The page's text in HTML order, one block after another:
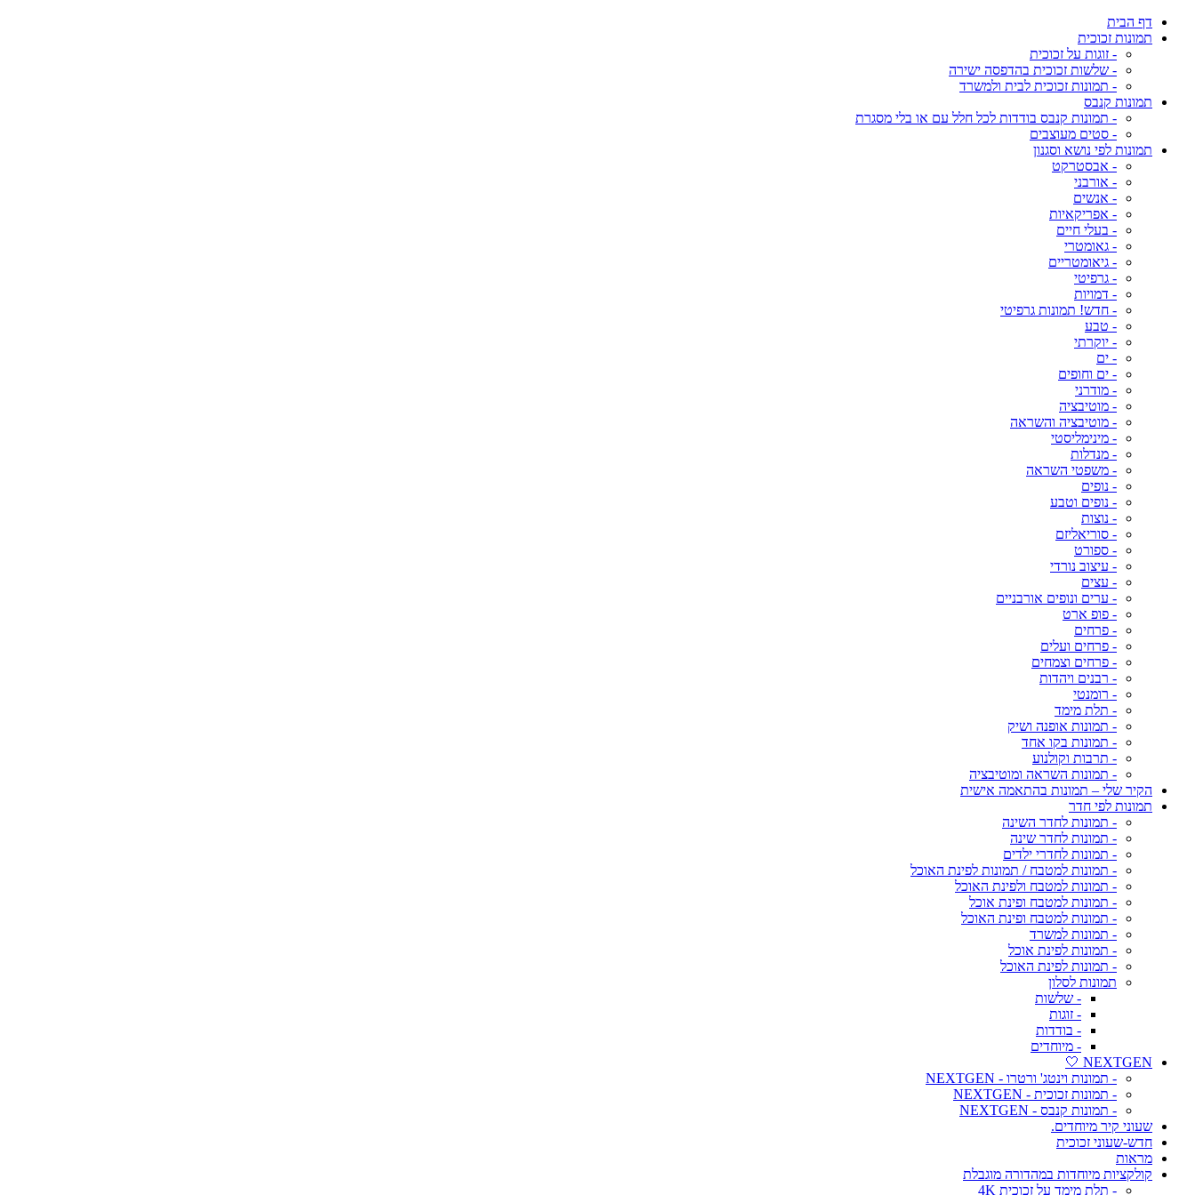
דף הבית
תמונות זכוכית
- זוגות על זכוכית
- שלשות זכוכית בהדפסה ישירה
- תמונות זכוכית לבית ולמשרד
תמונות קנבס
- תמונות קנבס בודדות לכל חלל עם או בלי מסגרת
- סטים מעוצבים
תמונות לפי נושא וסגנון
- אבסטרקט
- אורבני
- אנשים
- אפריקאיות
- בעלי חיים
- גאומטרי
- גיאומטריים
- גרפיטי
- דמויות
- חדש! תמונות גרפיטי
- טבע
- יוקרתי
- ים
- ים וחופים
- מודרני
- מוטיבציה
- מוטיבציה והשראה
- מינימליסטי
- מנדלות
- משפטי השראה
- נופים
- נופים וטבע
- נוצות
- סוריאליזם
- ספורט
- עיצוב נורדי
- עצים
- ערים ונופים אורבניים
- פופ ארט
- פרחים
- פרחים ועלים
- פרחים וצמחים
- רבנים ויהדות
- רומנטי
- תלת מימד
- תמונות אופנה ושיק
- תמונות בקו אחד
- תרבות וקולנוע
- תמונות השראה ומוטיבציה
הקיר שלי – תמונות בהתאמה אישית
תמונות לפי חדר
- תמונות לחדר השינה
- תמונות לחדר שינה
- תמונות לחדרי ילדים
- תמונות למטבח / תמונות לפינת האוכל
- תמונות למטבח ולפינת האוכל
- תמונות למטבח ופינת אוכל
- תמונות למטבח ופינת האוכל
- תמונות למשרד
- תמונות לפינת אוכל
- תמונות לפינת האוכל
תמונות לסלון
- שלשות
- זוגות
- בודדות
- מיוחדים
NEXTGEN 🤍
- תמונות וינטג' ורטרו - NEXTGEN
- תמונות זכוכית - NEXTGEN
- תמונות קנבס - NEXTGEN
שעוני קיר מיוחדים.
חדש-שעוני זכוכית
מראות
קולקציות מיוחדות במהדורה מוגבלת
- תלת מימד על זכוכית 4K